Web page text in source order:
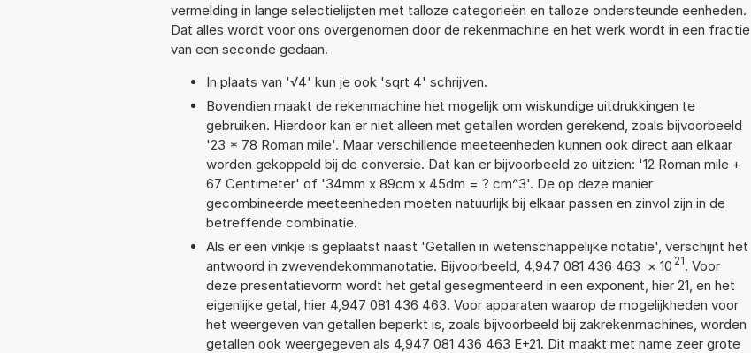
vermelding in lange selectielijsten met talloze categorieën en talloze ondersteunde eenheden.
Dat alles wordt voor ons overgenomen door de rekenmachine en het werk wordt in een fractie
van een seconde gedaan.
In plaats van '√4' kun je ook 'sqrt 4' schrijven.
Bovendien maakt de rekenmachine het mogelijk om wiskundige uitdrukkingen te
gebruiken. Hierdoor kan er niet alleen met getallen worden gerekend, zoals bijvoorbeeld
'23 * 78 Roman mile'. Maar verschillende meeteenheden kunnen ook direct aan elkaar
worden gekoppeld bij de conversie. Dat kan er bijvoorbeeld zo uitzien: '12 Roman mile +
67 Centimeter' of '34mm x 89cm x 45dm = ? cm^3'. De op deze manier
gecombineerde meeteenheden moeten natuurlijk bij elkaar passen en zinvol zijn in de
betreffende combinatie.
Als er een vinkje is geplaatst naast 'Getallen in wetenschappelijke notatie', verschijnt het
antwoord in zwevendekommanotatie. Bijvoorbeeld, 4,947 081 436 463 × 10 21. Voor
deze presentatievorm wordt het getal gesegmenteerd in een exponent, hier 21, en het
eigenlijke getal, hier 4,947 081 436 463. Voor apparaten waarop de mogelijkheden voor
het weergeven van getallen beperkt is, zoals bijvoorbeeld bij zakrekenmachines, worden
getallen ook weergegeven als 4,947 081 436 463 E+21. Dit maakt met name zeer grote